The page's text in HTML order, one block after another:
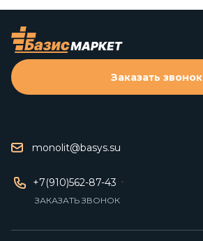
monolit@basys.su
+7(910)562-87-43
ЗАКАЗАТЬ ЗВОНОК
Заказать звонок